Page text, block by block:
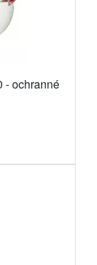
- ochranné